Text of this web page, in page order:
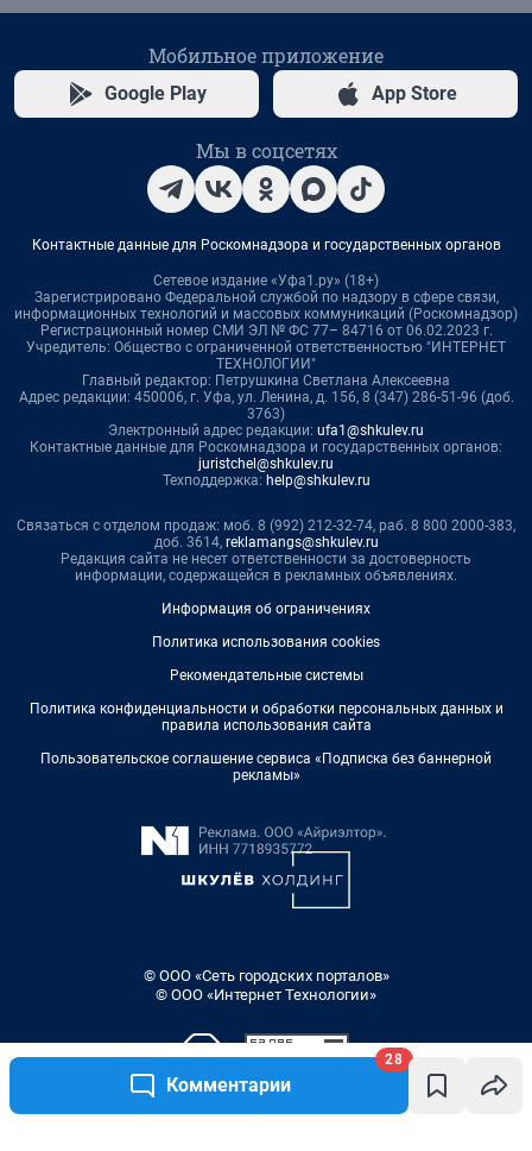
Комментарии
28
Мобильное приложение
Google Play App Store
Мы в соцсетях
Контактные данные для Роскомнадзора и государственных органов
Сетевое издание «Уфа1.ру» (18+)
Зарегистрировано Федеральной службой по надзору в сфере связи,
информационных технологий и массовых коммуникаций (Роскомнадзор)
Регистрационный номер СМИ ЭЛ № ФС 77– 84716 от 06.02.2023 г.
Учредитель: Общество с ограниченной ответственностью "ИНТЕРНЕТ
ТЕХНОЛОГИИ"
Главный редактор: Петрушкина Светлана Алексеевна
Адрес редакции: 450006, г. Уфа, ул. Ленина, д. 156, 8 (347) 286-51-96 (доб.
3763)
Электронный адрес редакции: ufa1@shkulev.ru
Контактные данные для Роскомнадзора и государственных органов:
juristchel@shkulev.ru
Техподдержка: help@shkulev.ru
Связаться с отделом продаж: моб. 8 (992) 212-32-74, раб. 8 800 2000-383,
доб. 3614, reklamangs@shkulev.ru
Редакция сайта не несет ответственности за достоверность
информации, содержащейся в рекламных объявлениях.
Информация об ограничениях
Политика использования cookies
Рекомендательные системы
Политика конфиденциальности и обработки персональных данных и
правила использования сайта
Пользовательское соглашение сервиса «Подписка без баннерной
рекламы»
© ООО «Сеть городских порталов»
© ООО «Интернет Технологии»